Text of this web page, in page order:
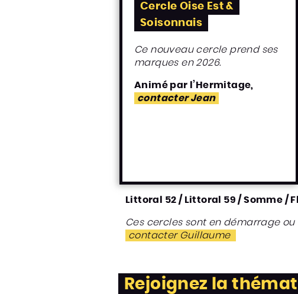
Cercle Oise Est &
Soisonnais
Ce nouveau cercle prend ses
marques en 2026.
Animé par l’Hermitage,
contacter Jean
Littoral 52 / Littoral 59 / Somme /
Ces cercles sont en démarrage
contacter Guillaume
Rejoignez la